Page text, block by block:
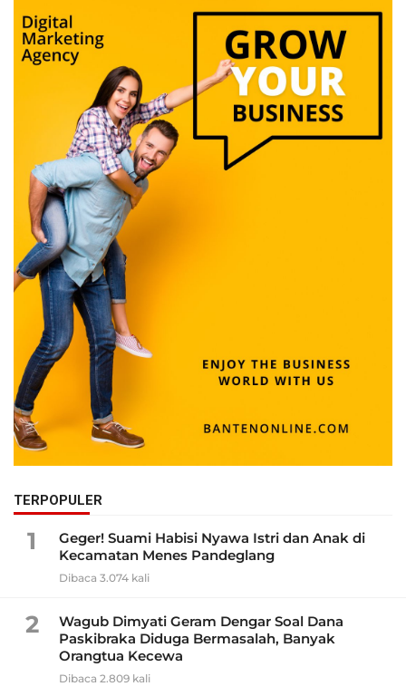
TERPOPULER
1
Geger! Suami Habisi Nyawa Istri dan Anak di
Kecamatan Menes Pandeglang
Dibaca 3.074 kali
2
Wagub Dimyati Geram Dengar Soal Dana
Paskibraka Diduga Bermasalah, Banyak
Orangtua Kecewa
Dibaca 2.809 kali